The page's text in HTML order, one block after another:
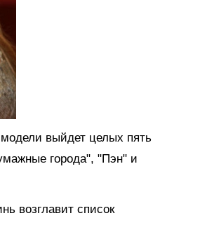
выйдет целых пять
города", "Пэн" и
возглавит список